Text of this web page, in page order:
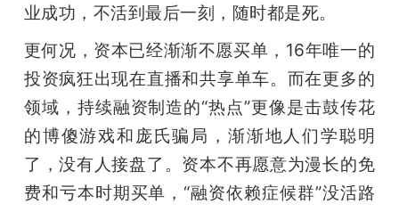
业成功，不活到最后一刻，随时都是死。
更何况，资本已经渐渐不愿买单，16年唯一的
投资疯狂出现在直播和共享单车。而在更多的
领域，持续融资制造的“热点”更像是击鼓传花
的博傻游戏和庞氏骗局，渐渐地人们学聪明
了，没有人接盘了。资本不再愿意为漫长的免
费和亏本时期买单，“融资依赖症候群”没活路